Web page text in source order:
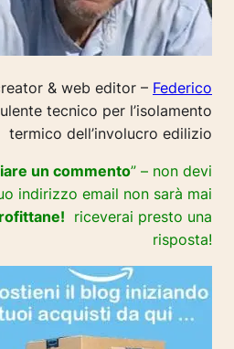
& web editor – Federico
tecnico per l’isolamento
termico dell’involucro edilizio
un commento” – non devi
indirizzo email non sarà mai
riceverai presto una
risposta!